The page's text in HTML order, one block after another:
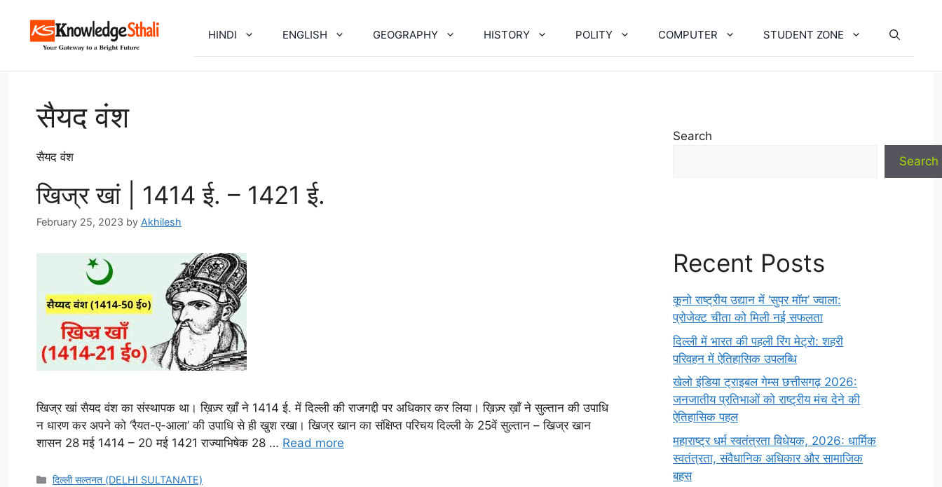
content
HINDI ENGLISH GEOGRAPHY HISTORY POLITY COMPUTER STUDENT ZONE
सैयद वंश
सैयद वंश
खिज्र खां | 1414 ई. – 1421 ई.
February 25, 2023 by Akhilesh
खिज्र खां सैयद वंश का संस्थापक था। ख़िज़्र ख़ाँ ने 1414 ई. में दिल्ली की राजगद्दी पर अधिकार कर लिया। ख़िज़्र ख़ाँ ने सुल्तान की उपाधि
न धारण कर अपने को ‘रैयत-ए-आला’ की उपाधि से ही खुश रखा। खिज्र खान का संक्षिप्त परिचय दिल्ली के 25वें सुल्तान – खिज्र खान
शासन 28 मई 1414 – 20 मई 1421 राज्याभिषेक 28 … Read more
Categories
दिल्ली सल्तनत (DELHI SULTANATE)
Search
Search
Recent Posts
कूनो राष्ट्रीय उद्यान में ‘सुपर मॉम’ ज्वाला:
प्रोजेक्ट चीता को मिली नई सफलता
दिल्ली में भारत की पहली रिंग मेट्रो: शहरी
परिवहन में ऐतिहासिक उपलब्धि
खेलो इंडिया ट्राइबल गेम्स छत्तीसगढ़ 2026:
जनजातीय प्रतिभाओं को राष्ट्रीय मंच देने की
ऐतिहासिक पहल
महाराष्ट्र धर्म स्वतंत्रता विधेयक, 2026: धार्मिक
स्वतंत्रता, संवैधानिक अधिकार और सामाजिक
बहस